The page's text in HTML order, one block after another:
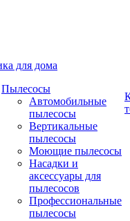
для дома
Пылесосы
Автомобильные
пылесосы
Вертикальные
пылесосы
Моющие пылесосы
Насадки и
аксессуары для
пылесосов
Профессиональные
пылесосы